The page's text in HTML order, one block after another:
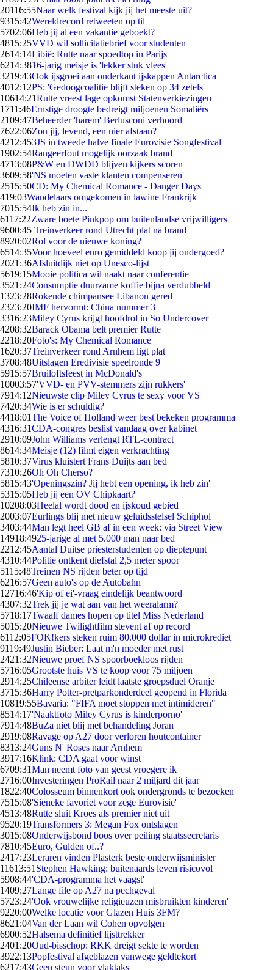
20116:55Naar welk festival kijk jij het meeste uit?
9315:42Wereldrecord retweeten op til
5702:06Heb jij al een vakantie geboekt?
4815:25VVD wil sollicitatiebrief voor studenten
2614:14Libië: Rutte naar spoedtop in Parijs
6214:3816-jarig meisje is 'lekker stuk vlees'
3219:43Ook ijsgroei aan onderkant ijskappen Antarctica
4012:12PS: 'Gedoogcoalitie blijft steken op 34 zetels'
10614:21Rutte vreest lage opkomst Statenverkiezingen
1711:46Ernstige droogte bedreigt miljoenen Somaliërs
2109:47Beheerder 'harem' Berlusconi verhoord
7622:06Zou jij, levend, een nier afstaan?
4212:453JS in tweede halve finale Eurovisie Songfestival
1902:54Rangeerfout mogelijk oorzaak brand
4713:08P&W en DWDD blijven kijkers scoren
3609:58'NS moeten vaste klanten compenseren'
2515:50CD: My Chemical Romance - Danger Days
419:03Wandelaars omgekomen in lawine Frankrijk
7015:54Ik heb zin in...
6117:22Zware boete Pinkpop om buitenlandse vrijwilligers
9600:45 Treinverkeer rond Utrecht plat na brand
8920:02Rol voor de nieuwe koning?
6514:35Voor hoeveel euro gemiddeld koop jij ondergoed?
2021:36Afsluitdijk niet op Unesco-lijst
5619:15Mooie politica wil naakt naar conferentie
3521:24Consumptie duurzame koffie bijna verdubbeld
1323:28Rokende chimpansee Libanon gered
2323:20IMF hervormt: China nummer 3
3316:23Miley Cyrus krijgt hoofdrol in So Undercover
4208:32Barack Obama belt premier Rutte
2218:20Foto's: My Chemical Romance
1620:37Treinverkeer rond Arnhem ligt plat
3708:48Uitslagen Eredivisie speelronde 9
5915:57Bruiloftsfeest in McDonald's
10003:57'VVD- en PVV-stemmers zijn rukkers'
7914:12Nieuwste clip Miley Cyrus te sexy voor VS
7420:34Wie is er schuldig?
4418:01The Voice of Holland weer best bekeken programma
4316:31CDA-congres beslist vandaag over kabinet
2910:09John Williams verlengt RTL-contract
8614:34Meisje (12) filmt eigen verkrachting
5810:37Virus kluistert Frans Duijts aan bed
7310:26Oh Oh Cherso?
5815:43'Openingszin? Jij hebt een opening, ik heb zin'
5315:05Heb jij een OV Chipkaart?
10208:03Heelal wordt dood en ijskoud gebied
2003:07Eurlings blij met nieuw geluidsstelsel Schiphol
3403:44Man legt heel GB af in een week: via Street View
14918:4925-jarige al met 5.000 man naar bed
2212:45Aantal Duitse priesterstudenten op dieptepunt
4310:44Politie ontkent diefstal 2,5 meter spoor
5115:48Treinen NS rijden beter op tijd
6216:57Geen auto's op de Autobahn
12716:46'Kip of ei'-vraag eindelijk beantwoord
4307:32Trek jij je wat aan van het weeralarm?
5718:17Twaalf dames hopen op titel Miss Nederland
5015:20Nieuwe Twilightfilm stevent af op record
6112:05FOK!kers steken ruim 80.000 dollar in microkrediet
9119:49Justin Bieber: Laat m'n moeder met rust
2421:32Nieuwe proef NS spoorboekloos rijden
5716:05Grootste huis VS te koop voor 75 miljoen
2914:25Chileense arbiter leidt laatste groepsduel Oranje
3715:36Harry Potter-pretparkonderdeel geopend in Florida
10819:55Bavaria: "FIFA moet stoppen met intimideren"
8514:17'Naaktfoto Miley Cyrus is kinderporno'
7914:48BuZa niet blij met behandeling Joran
2919:08Ravage op A27 door verloren houtcontainer
8313:24Guns N' Roses naar Arnhem
3917:16Klink: CDA gaat voor winst
6709:31Man neemt foto van geest vroegere ik
2716:00Investeringen ProRail naar 2 miljard dit jaar
1822:40Colosseum binnenkort ook ondergronds te bezoeken
7515:08'Sieneke favoriet voor zege Eurovisie'
4513:48Rutte sluit Kroes als premier niet uit
9520:19Transformers 3: Megan Fox ontslagen
3015:08Onderwijsbond boos over peiling staatssecretaris
7810:45Euro, Gulden of..?
2417:23Leraren vinden Plasterk beste onderwijsminister
11613:51 Stephen Hawking: buitenaards leven risicovol
5908:44'CDA-programma het vaagst'
1409:27Lange file op A27 na pechgeval
5723:24'Ook vrouwelijke religieuzen misbruikten kinderen'
9220:00Welke locatie voor Glazen Huis 3FM?
8621:04Van der Laan wil Cohen opvolgen
6900:52Halsema definitief lijsttrekker
2401:20Oud-bisschop: RKK dreigt sekte te worden
3922:13Popfestival afgeblazen vanwege geldtekort
6217:43Geen steun voor vlaktaks